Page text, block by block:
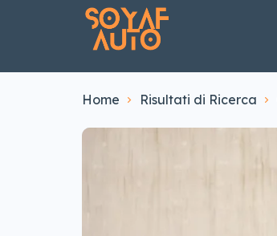
Home Risultati di Ricerca